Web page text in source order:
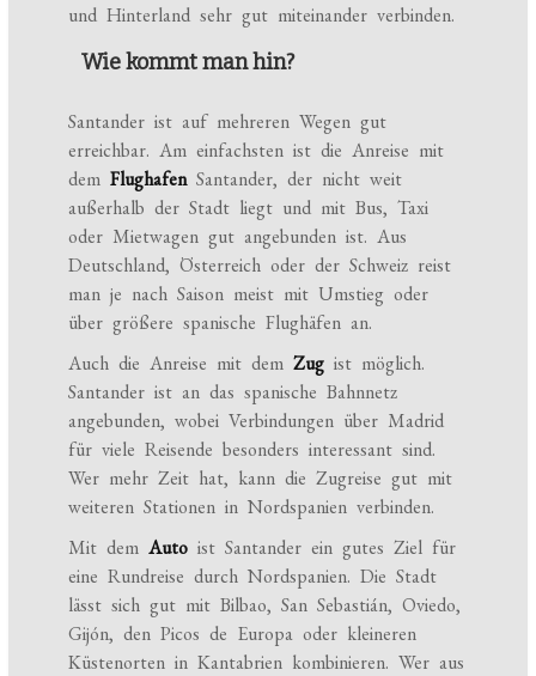
und Hinterland sehr gut miteinander verbinden.
Wie kommt man hin?
Santander ist auf mehreren Wegen gut
erreichbar. Am einfachsten ist die Anreise mit
demFlughafenSantander, der nicht weit
außerhalb der Stadt liegt und mit Bus, Taxi
oder Mietwagen gut angebunden ist. Aus
Deutschland, Österreich oder der Schweiz reist
man je nach Saison meist mit Umstieg oder
über größere spanische Flughäfen an.
Auch die Anreise mit demZug ist möglich.
Santander ist an das spanische Bahnnetz
angebunden, wobei Verbindungen über Madrid
für viele Reisende besonders interessant sind.
Wer mehr Zeit hat, kann die Zugreise gut mit
weiteren Stationen in Nordspanien verbinden.
Mit demAuto ist Santander ein gutes Ziel für
eine Rundreise durch Nordspanien. Die Stadt
lässt sich gut mit Bilbao, San Sebastián, Oviedo,
Gijón, den Picos de Europa oder kleineren
Küstenorten in Kantabrien kombinieren. Wer aus